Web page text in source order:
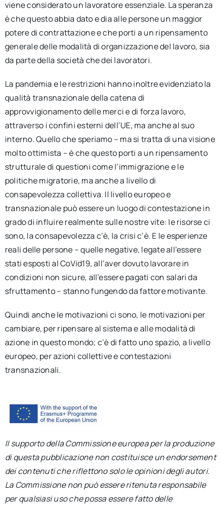
viene considerato un lavoratore essenziale. La speranza
è che questo abbia dato e dia alle persone un maggior
potere di contrattazione e che porti a un ripensamento
generale delle modalità di organizzazione del lavoro, sia
da parte della società che dei lavoratori.
La pandemia e le restrizioni hanno inoltre evidenziato la
qualità transnazionale della catena di
approvvigionamento delle merci e di forza lavoro,
attraverso i confini esterni dell’UE, ma anche al suo
interno. Quello che speriamo – ma si tratta di una visione
molto ottimista – è che questo porti a un ripensamento
strutturale di questioni come l’immigrazione e le
politiche migratorie, ma anche a livello di
consapevolezza collettiva. Il livello europeo e
transnazionale può essere un luogo di contestazione in
grado di influire realmente sulle nostre vite: le risorse ci
sono, la consapevolezza c’è, la crisi c’è. E le esperienze
reali delle persone – quelle negative, legate all’essere
stati esposti al CoVid19, all’aver dovuto lavorare in
condizioni non sicure, all’essere pagati con salari da
sfruttamento – stanno fungendo da fattore motivante.
Quindi anche le motivazioni ci sono, le motivazioni per
cambiare, per ripensare al sistema e alle modalità di
azione in questo mondo; c’è di fatto uno spazio, a livello
europeo, per azioni collettive e contestazioni
transnazionali.
Il supporto della Commissione europea per la produzione
di questa pubblicazione non costituisce un endorsement
dei contenuti che riflettono solo le opinioni degli autori.
La Commissione non può essere ritenuta responsabile
per qualsiasi uso che possa essere fatto delle